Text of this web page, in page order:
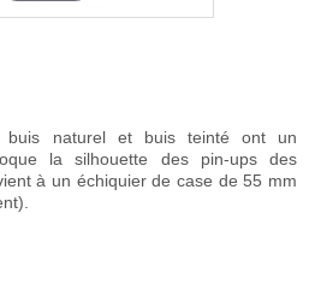
buis naturel et buis teinté ont un
la silhouette des pin-ups des
à un échiquier de case de 55 mm